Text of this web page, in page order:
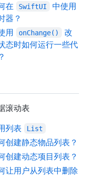
在
SwiftUI
中使用
器？
用
onChange()
改
态时如何运行一些代
滚动表
列表
List
创建静态物品列表？
创建动态项目列表？
让用户从列表中删除